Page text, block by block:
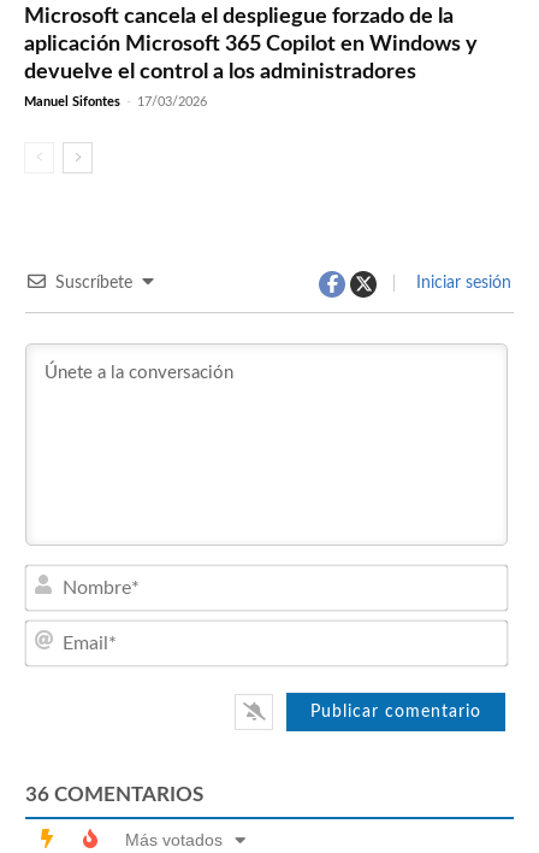
Microsoft cancela el despliegue forzado de la
aplicación Microsoft 365 Copilot en Windows y
devuelve el control a los administradores
Manuel Sifontes - 17/03/2026
Suscríbete Iniciar sesión
36 COMENTARIOS
Más votados